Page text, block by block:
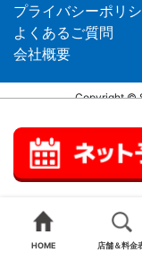
HOME 店舗＆料金
プライバシーポリ
よくあるご質問
会社概要
Copyright ©